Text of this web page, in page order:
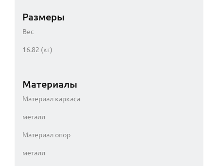
Размеры
Вес
16.82 (кг)
Материалы
Материал каркаса
металл
Материал опор
металл